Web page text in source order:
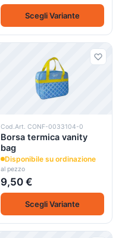
Scegli Variante
Cod.Art. CONF-0033104-0
Borsa termica vanity
bag
Disponibile su ordinazione
al pezzo
9,50 €
Scegli Variante